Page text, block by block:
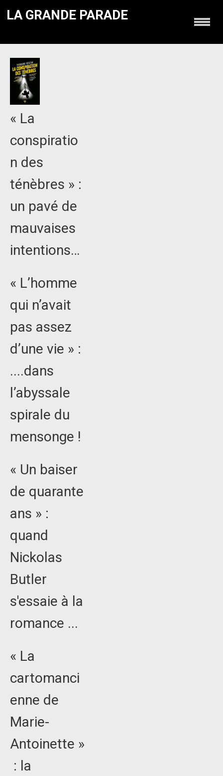
LA GRANDE PARADE
« La
conspiratio
n des
ténèbres » :
un pavé de
mauvaises
intentions…
« L’homme
qui n’avait
pas assez
d’une vie » :
....dans
l’abyssale
spirale du
mensonge !
« Un baiser
de quarante
ans » :
quand
Nickolas
Butler
s'essaie à la
romance ...
« La
cartomanci
enne de
Marie-
Antoinette »
: la